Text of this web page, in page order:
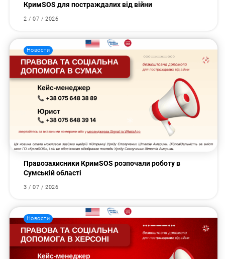
КримSOS для постраждалих від війни
2 / 07 / 2026
Новости
Правозахисники КримSOS розпочали роботу в
Сумській області
3 / 07 / 2026
Новости